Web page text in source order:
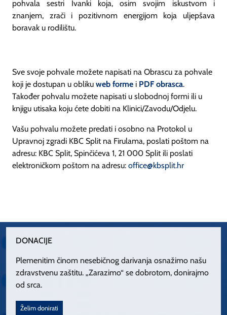
pohvala sestri Ivanki koja, osim svojim iskustvom i
znanjem, zrači i pozitivnom energijom koja uljepšava
boravak u rodilištu.
Sve svoje pohvale možete napisati na Obrascu za pohvale
koji je dostupan u obliku web forme i PDF obrasca.
Također pohvalu možete napisati u slobodnoj formi ili u
knjigu utisaka koju ćete dobiti na Klinici/Zavodu/Odjelu.
Vašu pohvalu možete predati i osobno na Protokol u
Upravnoj zgradi KBC Split na Firulama, poslati poštom na
adresu: KBC Split, Spinčićeva 1, 21 000 Split ili poslati
elektroničkom poštom na adresu: office@kbsplit.hr
DONACIJE
Plemenitim činom nesebičnog darivanja osnažimo našu
zdravstvenu zaštitu. „Zarazimo“ se dobrotom, donirajmo
od srca.
Želim donirati